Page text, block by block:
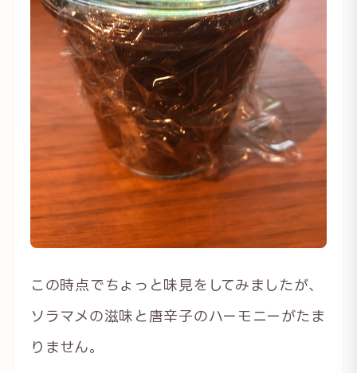
この時点でちょっと味見をしてみましたが、
ソラマメの滋味と唐辛子のハーモニーがたま
りません。